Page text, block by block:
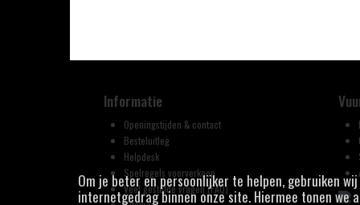
Informatie
Openingstijden & contact
Besteluitleg
Helpdesk
Spelregels voorverkoop
Veel gestelde vragen (FAQ)
Om je beter en persoonlijker te helpen, gebruiken
internetgedrag binnen onze site. Hiermee tonen